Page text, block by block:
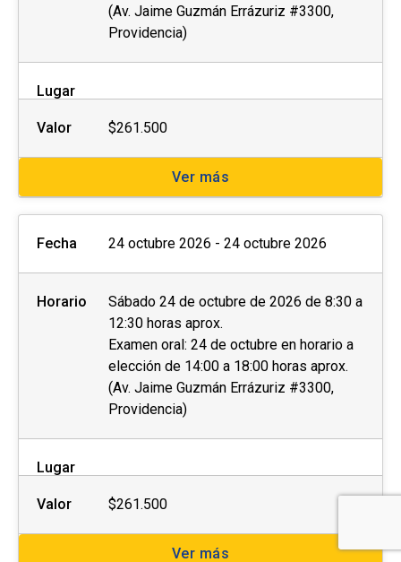
(Av. Jaime Guzmán Errázuriz #3300,
Providencia)
Lugar
Valor $261.500
Ver más
Fecha 24 octubre 2026 - 24 octubre 2026
Horario
Sábado 24 de octubre de 2026 de 8:30 a
12:30 horas aprox.
Examen oral: 24 de octubre en horario a
elección de 14:00 a 18:00 horas aprox.
(Av. Jaime Guzmán Errázuriz #3300,
Providencia)
Lugar
Valor $261.500
Ver más